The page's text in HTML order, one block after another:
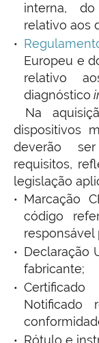
interna, do
relativo aos
Europeu e
relativo
diagnóstico
Na
dispositivos
deverão
requisitos,
legislação
Marcação
código
responsável
Declaração
fabricante;
Notificado
Rótulo e